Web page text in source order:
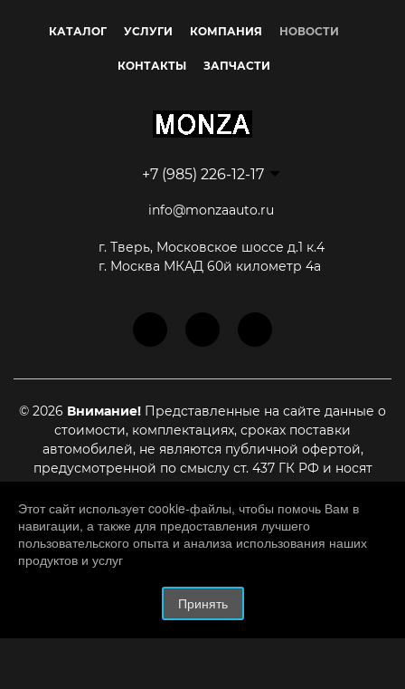
КАТАЛОГ УСЛУГИ КОМПАНИЯ НОВОСТИ
КОНТАКТЫ ЗАПЧАСТИ
+7 (985) 226-12-17
info@monzaauto.ru
г. Тверь, Московское шоссе д.1 к.4
г. Москва МКАД 60й километр 4а
© 2026 Внимание! Представленные на сайте данные о
стоимости, комплектациях, сроках поставки
автомобилей, не являются публичной офертой,
предусмотренной по смыслу ст. 437 ГК РФ и носят
информационный характер. Для уточнения актуальной
стоимости, сроках поставки и иных условиях,
являющихся существенными для заключения договора
купли-продажи, необходимо связаться с нашими
– разработка и создание сайтов.
Этот сайт использует cookie-файлы, чтобы помочь Вам в
навигации, а также для предоставления лучшего
пользовательского опыта и анализа использования наших
продуктов и услуг
Принять